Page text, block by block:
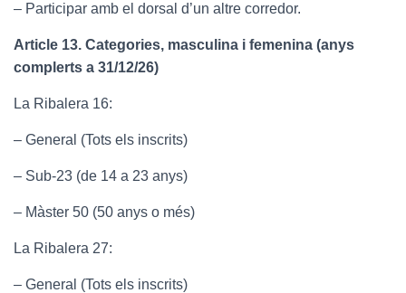
– Participar amb el dorsal d’un altre corredor.
Article 13. Categories, masculina i femenina (anys
complerts a 31/12/26)
La Ribalera 16:
– General (Tots els inscrits)
– Sub-23 (de 14 a 23 anys)
– Màster 50 (50 anys o més)
La Ribalera 27:
– General (Tots els inscrits)